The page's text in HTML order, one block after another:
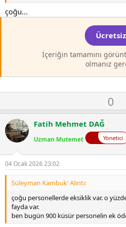
çoğu...
İçeriğin tamamını
olmanız
O
y
l
a
0
Fatih Mehmet DAĞ
Uzman Mutemet Yönetici
04 Ocak 2026 23:02
Süleyman Kambuk' Alıntı:
çoğu personellerde eksiklik var. o
fayda var.
ben bugün 900 küsür personelin ek